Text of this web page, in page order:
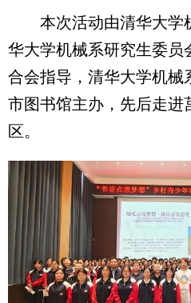
本次活动由清华大学
华大学机械系研究生委员
合会指导，清华大学机械
市图书馆主办，先后走进
区。